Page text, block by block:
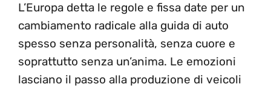
L’Europa detta le regole e fissa date per un
cambiamento radicale alla guida di auto
spesso senza personalità, senza cuore e
soprattutto senza un’anima. Le emozioni
lasciano il passo alla produzione di veicoli